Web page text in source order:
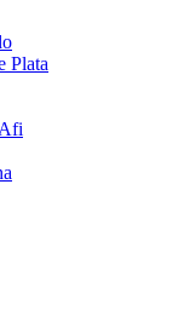
Plata